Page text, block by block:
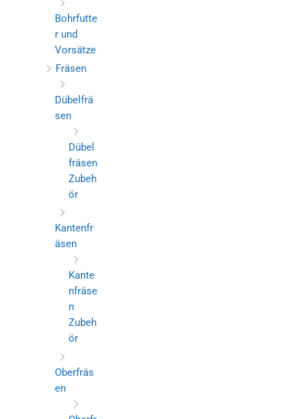
Bohrfutte
r und
Vorsätze
Fräsen
Dübelfrä
sen
Dübel
fräsen
Zubeh
ör
Kantenfr
äsen
Kante
nfräse
n
Zubeh
ör
Oberfräs
en